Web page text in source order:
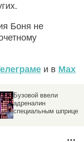
Боня не
и в Max
Разразился матерный
скандал на премии
звезд шансона